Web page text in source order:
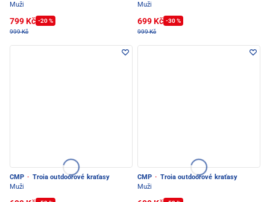
Muži
799 Kč -20 %
999 Kč
Muži
699 Kč -30 %
999 Kč
CMP · Troia outdoorové kraťasy
Muži
CMP · Troia outdoorové kraťasy
Muži